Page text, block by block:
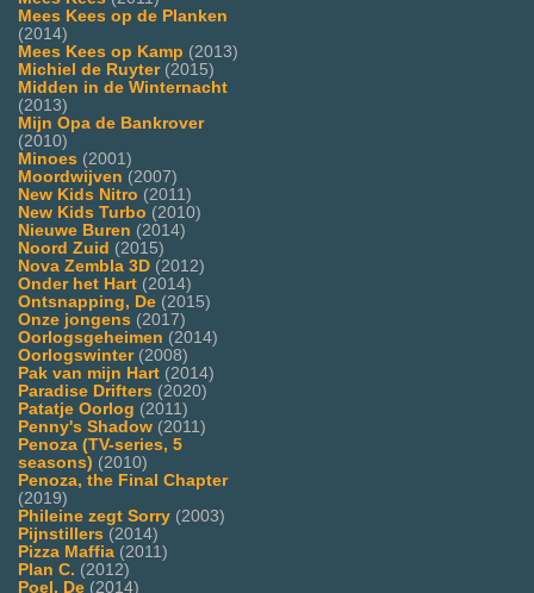
Mees Kees op de Planken
(2014)
Mees Kees op Kamp (2013)
Michiel de Ruyter(2015)
Midden in de Winternacht
(2013)
Mijn Opa de Bankrover
(2010)
Minoes (2001)
Moordwijven (2007)
New Kids Nitro (2011)
New Kids Turbo (2010)
Nieuwe Buren (2014)
Noord Zuid (2015)
Nova Zembla 3D (2012)
Onder het Hart (2014)
Ontsnapping, De (2015)
Onze jongens (2017)
Oorlogsgeheimen (2014)
Oorlogswinter(2008)
Pak van mijn Hart (2014)
Paradise Drifters (2020)
Patatje Oorlog (2011)
Penny's Shadow (2011)
Penoza (TV-series, 5
seasons) (2010)
Penoza, the Final Chapter
(2019)
Phileine zegt Sorry (2003)
Pijnstillers (2014)
Pizza Maffia (2011)
Plan C. (2012)
Poel, De (2014)